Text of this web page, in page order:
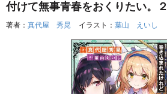
付けて無事青春をおくりたい。２
著者： 真代屋 秀晃 イラスト： 葉山 えいし